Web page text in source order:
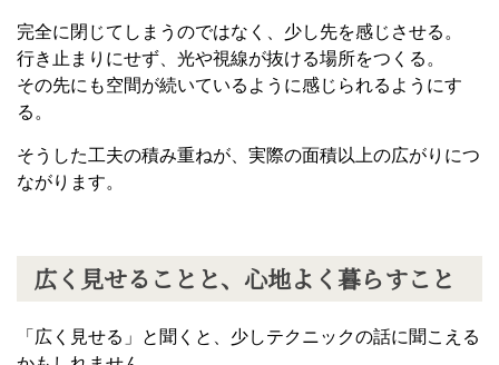
完全に閉じてしまうのではなく、少し先を感じさせる。
行き止まりにせず、光や視線が抜ける場所をつくる。
その先にも空間が続いているように感じられるようにす
る。
そうした工夫の積み重ねが、実際の面積以上の広がりにつ
ながります。
広く見せることと、心地よく暮らすこと
「広く見せる」と聞くと、少しテクニックの話に聞こえる